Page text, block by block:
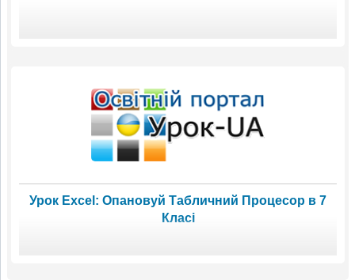
Урок Excel: Опановуй Табличний Процесор в 7
Класі